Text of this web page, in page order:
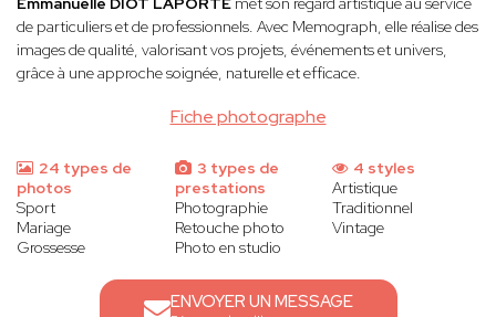
Fiche photographe
de particuliers et de professionnels. Avec Memograph, elle réalise des
images de qualité, valorisant vos projets, événements et univers,
grâce à une approche soignée, naturelle et efficace.
24 types de
photos
Sport
Mariage
Grossesse
3 types de
prestations
Photographie
Retouche photo
Photo en studio
4 styles
Artistique
Traditionnel
Vintage
ENVOYER UN MESSAGE